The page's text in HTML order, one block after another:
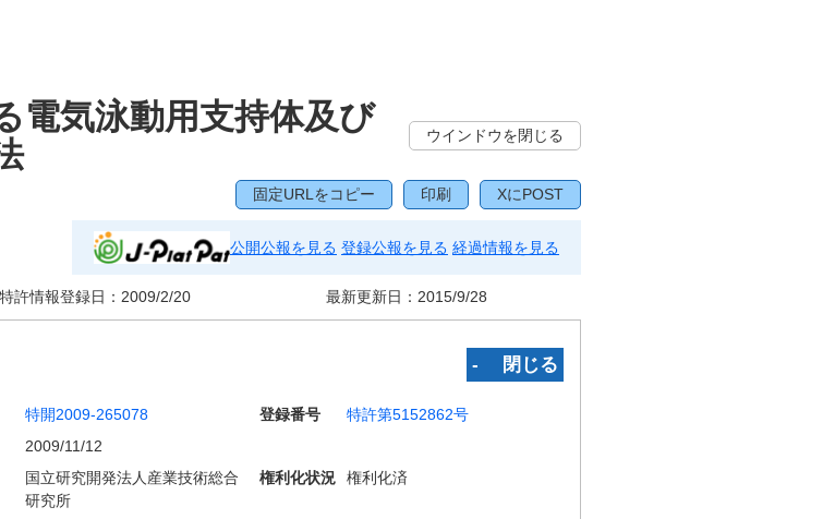
電気泳動用支持体及び
ウインドウを閉じる
固定URLをコピー 印刷 XにPOST
公開公報を見る 登録公報を見る 経過情報を見る
許情報登録日： 2009/2/20 最新更新日： 2015/9/28
‐ 閉じる
特開2009-265078 登録番号
特許第5152862号
2009/11/12
国立研究開発法人産業技術総合
研究所
権利化状況 権利化済